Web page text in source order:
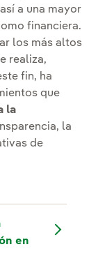
a una mayor
financiera.
los más altos
realiza,
fin, ha
que
la
la
de
en